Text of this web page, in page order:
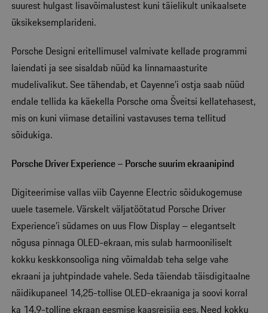
suurest hulgast lisavõimalustest kuni täielikult unikaalsete
üksikeksemplarideni.
Porsche Designi eritellimusel valmivate kellade programmi
laiendati ja see sisaldab nüüd ka linnamaasturite
mudelivalikut. See tähendab, et Cayenne’i ostja saab nüüd
endale tellida ka käekella Porsche oma Šveitsi kellatehasest,
mis on kuni viimase detailini vastavuses tema tellitud
sõidukiga.
Porsche Driver Experience – Porsche suurim ekraanipind
Digiteerimise vallas viib Cayenne Electric sõidukogemuse
uuele tasemele. Värskelt väljatöötatud Porsche Driver
Experience’i südames on uus Flow Display – elegantselt
nõgusa pinnaga OLED-ekraan, mis sulab harmooniliselt
kokku keskkonsooliga ning võimaldab teha selge vahe
ekraani ja juhtpindade vahele. Seda täiendab täisdigitaalne
näidikupaneel 14,25-tollise OLED-ekraaniga ja soovi korral
ka 14,9-tolline ekraan eesmise kaasreisija ees. Need kokku